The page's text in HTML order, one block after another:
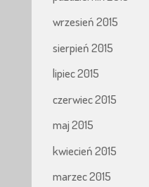
wrzesień 2015
sierpień 2015
lipiec 2015
czerwiec 2015
maj 2015
kwiecień 2015
marzec 2015